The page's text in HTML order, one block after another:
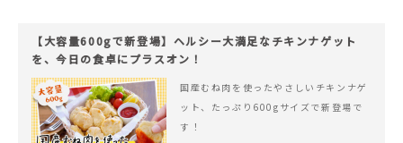
【大容量600gで新登場】ヘルシー大満足なチキンナゲット
を、今日の食卓にプラスオン！
国産むね肉を使ったやさしいチキンナゲ
ット、たっぷり600gサイズで新登場で
す！